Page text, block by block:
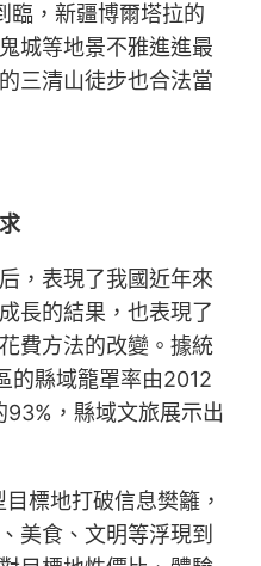
臨，新疆博爾塔拉的
城等地景不雅進進最
三清山徒步也合法當
，表現了我國近年來
長的結果，也表現了
費方法的改變。據統
的縣域籠罩率由2012
，縣域文旅展示出
標地打破信息樊籬，
美食、文明等浮現到